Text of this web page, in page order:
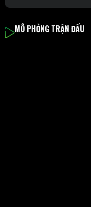
MÔ PHỎNG TRẬN ĐẤU